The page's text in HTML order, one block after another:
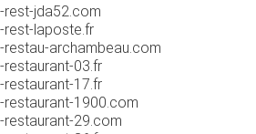
rest-jda52.com
rest-laposte.fr
restau-archambeau.com
restaurant-03.fr
restaurant-17.fr
restaurant-1900.com
restaurant-29.com